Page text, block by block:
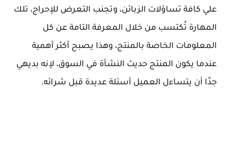
علي كافة تساؤلات الزبائن، وتجنب التعرض للإحراج، تلك
المهارة تُكتسب من خلال المعرفة التامة عن كل
المعلومات الخاصة بالمنتج، وهذا يصبح أكثر أهمية
عندما يكون المنتج حديث النشأة في السوق، لإنه بديهي
جدًا أن يتساءل العميل أسئلة عديدة قبل شرائه.